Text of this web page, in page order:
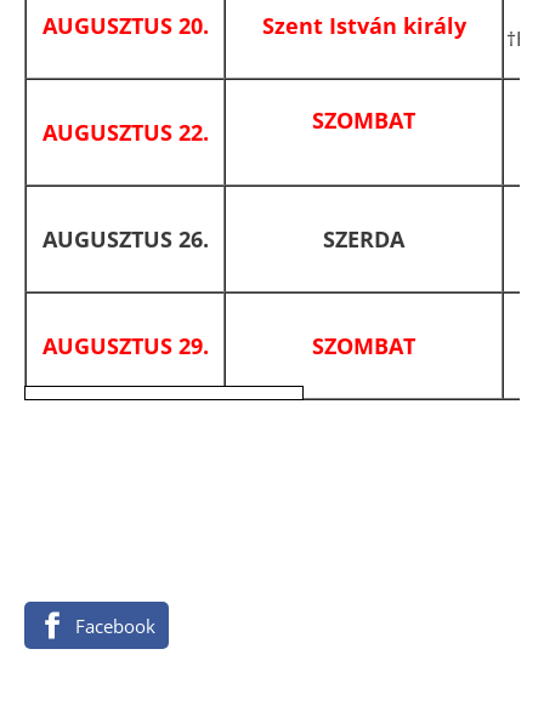
AUGUSZTUS 20. Szent István király
AUGUSZTUS 22. SZOMBAT
AUGUSZTUS 26. SZERDA
AUGUSZTUS 29. SZOMBAT
Facebook